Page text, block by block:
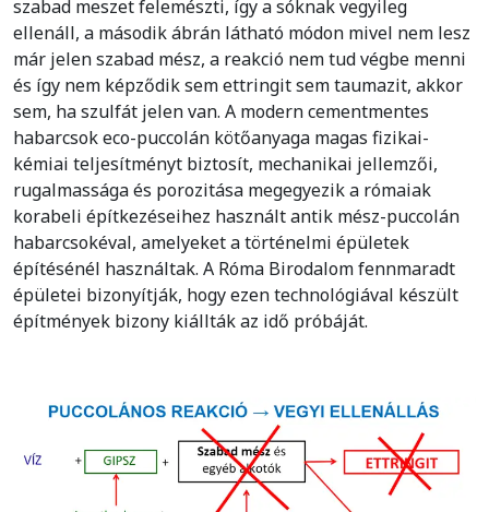
szabad meszet felemészti, így a sóknak vegyileg
ellenáll, a második ábrán látható módon mivel nem lesz
már jelen szabad mész, a reakció nem tud végbe menni
és így nem képződik sem ettringit sem taumazit, akkor
sem, ha szulfát jelen van. A modern cementmentes
habarcsok eco-puccolán kötőanyaga magas fizikai-
kémiai teljesítményt biztosít, mechanikai jellemzői,
rugalmassága és porozitása megegyezik a rómaiak
korabeli építkezéseihez használt antik mész-puccolán
habarcsokéval, amelyeket a történelmi épületek
építésénél használtak. A Róma Birodalom fennmaradt
épületei bizonyítják, hogy ezen technológiával készült
építmények bizony kiállták az idő próbáját.